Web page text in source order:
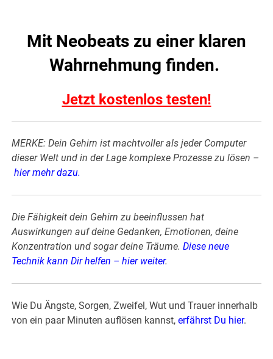
Mit Neobeats zu einer klaren
Wahrnehmung finden.
Jetzt kostenlos testen!
MERKE: Dein Gehirn ist machtvoller als jeder Computer
dieser Welt und in der Lage komplexe Prozesse zu lösen –
hier mehr dazu.
Die Fähigkeit dein Gehirn zu beeinflussen hat
Auswirkungen auf deine Gedanken, Emotionen, deine
Konzentration und sogar deine Träume.Diese neue
Technik kann Dir helfen – hier weiter.
Wie Du Ängste, Sorgen, Zweifel, Wut und Trauer innerhalb
von ein paar Minuten auflösen kannst,erfährst Du hier.